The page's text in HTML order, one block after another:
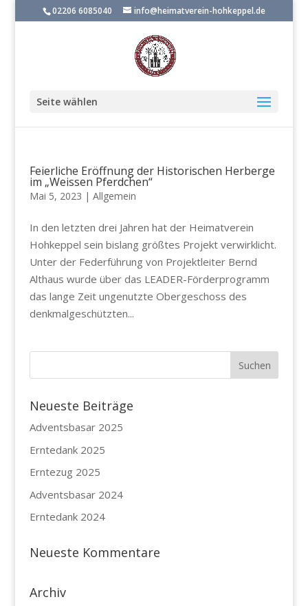
02206 6085040 info@heimatverein-hohkeppel.de
Seite wählen
Feierliche Eröffnung der Historischen Herberge
im „Weissen Pferdchen“
Mai 5, 2023 | Allgemein
In den letzten drei Jahren hat der Heimatverein
Hohkeppel sein bislang größtes Projekt verwirklicht.
Unter der Federführung von Projektleiter Bernd
Althaus wurde über das LEADER-Förderprogramm
das lange Zeit ungenutzte Obergeschoss des
denkmalgeschützten...
Neueste Beiträge
Adventsbasar 2025
Erntedank 2025
Erntezug 2025
Adventsbasar 2024
Erntedank 2024
Neueste Kommentare
Archiv